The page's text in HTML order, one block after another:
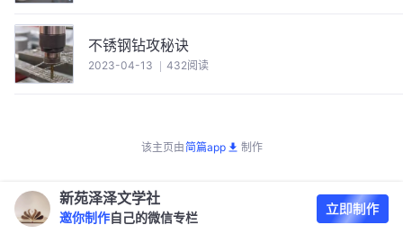
不锈钢钻攻秘诀
2023-04-13 432阅读
该主页由简篇app 制作
新苑泽泽文学社
邀你制作 自己的微信专栏